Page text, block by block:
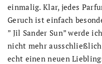
einmalig. Klar, jedes
Geruch ist einfach
” Jil Sander Sun” werde
nicht mehr
echt einen neuen